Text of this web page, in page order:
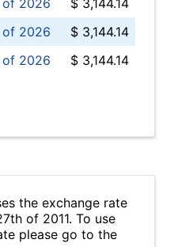
of 2026
$ 3,144.14
of 2026
$ 3,144.14
of 2026
$ 3,144.14
the exchange rate
of 2011. To use
please go to the